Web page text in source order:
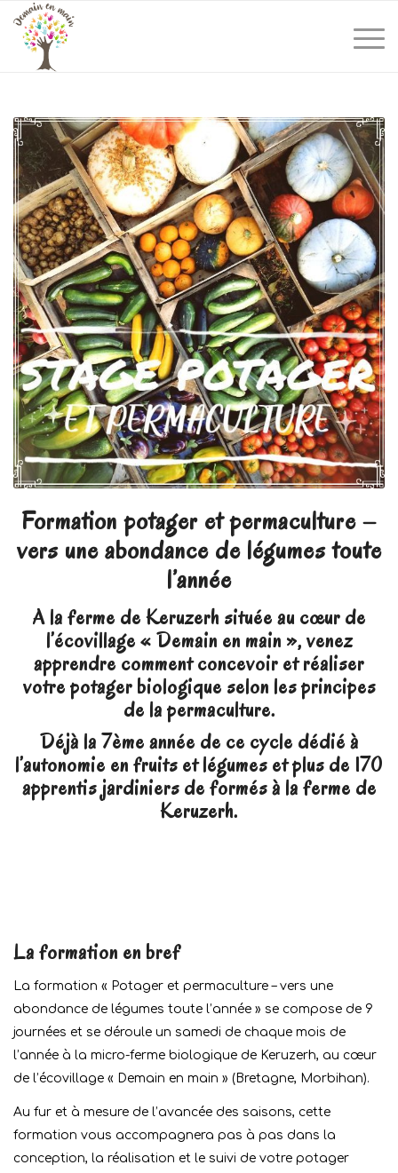
Formation potager et permaculture –
vers une abondance de légumes toute
l’année
A la ferme de Keruzerh située au cœur de
l’écovillage « Demain en main », venez
apprendre comment concevoir et réaliser
votre potager biologique selon les principes
de la permaculture.
Déjà la 7ème année de ce cycle dédié à
l’autonomie en fruits et légumes et plus de 170
apprentis jardiniers de formés à la ferme de
Keruzerh.
La formation en bref
La formation « Potager et permaculture – vers une
abondance de légumes toute l’année » se compose de 9
journées et se déroule un samedi de chaque mois de
l’année à la micro-ferme biologique de Keruzerh, au cœur
de l’écovillage « Demain en main » (Bretagne, Morbihan).
Au fur et à mesure de l’avancée des saisons, cette
formation vous accompagnera pas à pas dans la
conception, la réalisation et le suivi de votre potager